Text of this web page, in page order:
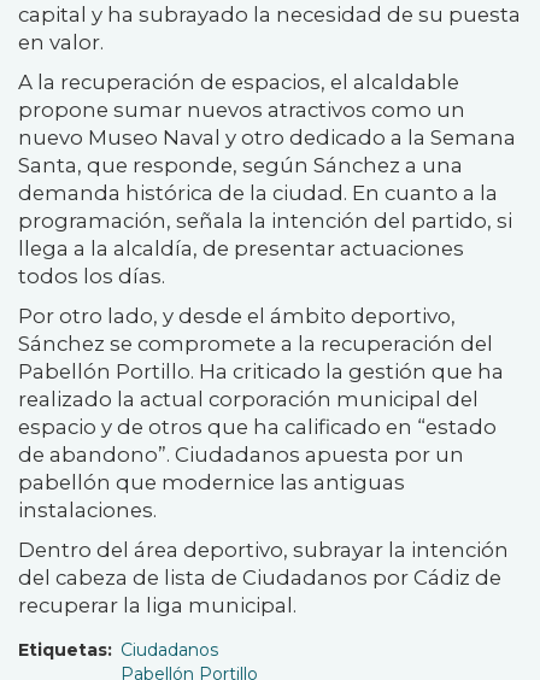
capital y ha subrayado la necesidad de su puesta
en valor.
A la recuperación de espacios, el alcaldable
propone sumar nuevos atractivos como un
nuevo Museo Naval y otro dedicado a la Semana
Santa, que responde, según Sánchez a una
demanda histórica de la ciudad. En cuanto a la
programación, señala la intención del partido, si
llega a la alcaldía, de presentar actuaciones
todos los días.
Por otro lado, y desde el ámbito deportivo,
Sánchez se compromete a la recuperación del
Pabellón Portillo. Ha criticado la gestión que ha
realizado la actual corporación municipal del
espacio y de otros que ha calificado en “estado
de abandono”. Ciudadanos apuesta por un
pabellón que modernice las antiguas
instalaciones.
Dentro del área deportivo, subrayar la intención
del cabeza de lista de Ciudadanos por Cádiz de
recuperar la liga municipal.
Etiquetas
Ciudadanos
Pabellón Portillo